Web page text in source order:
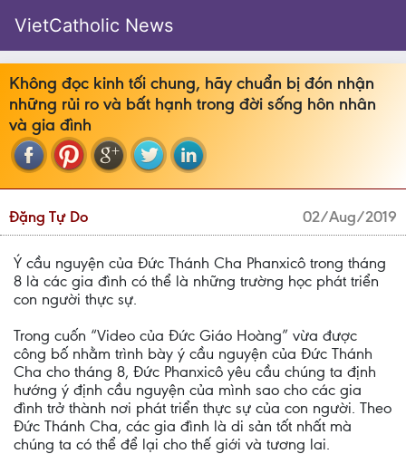
VietCatholic News
Không đọc kinh tối chung, hãy chuẩn bị đón nhận
những rủi ro và bất hạnh trong đời sống hôn nhân
và gia đình
Đặng Tự Do 02/Aug/2019
Ý cầu nguyện của Đức Thánh Cha Phanxicô trong tháng
8 là các gia đình có thể là những trường học phát triển
con người thực sự.
Trong cuốn “Video của Đức Giáo Hoàng” vừa được
công bố nhằm trình bày ý cầu nguyện của Đức Thánh
Cha cho tháng 8, Đức Phanxicô yêu cầu chúng ta định
hướng ý định cầu nguyện của mình sao cho các gia
đình trở thành nơi phát triển thực sự của con người. Theo
Đức Thánh Cha, các gia đình là di sản tốt nhất mà
chúng ta có thể để lại cho thế giới và tương lai.